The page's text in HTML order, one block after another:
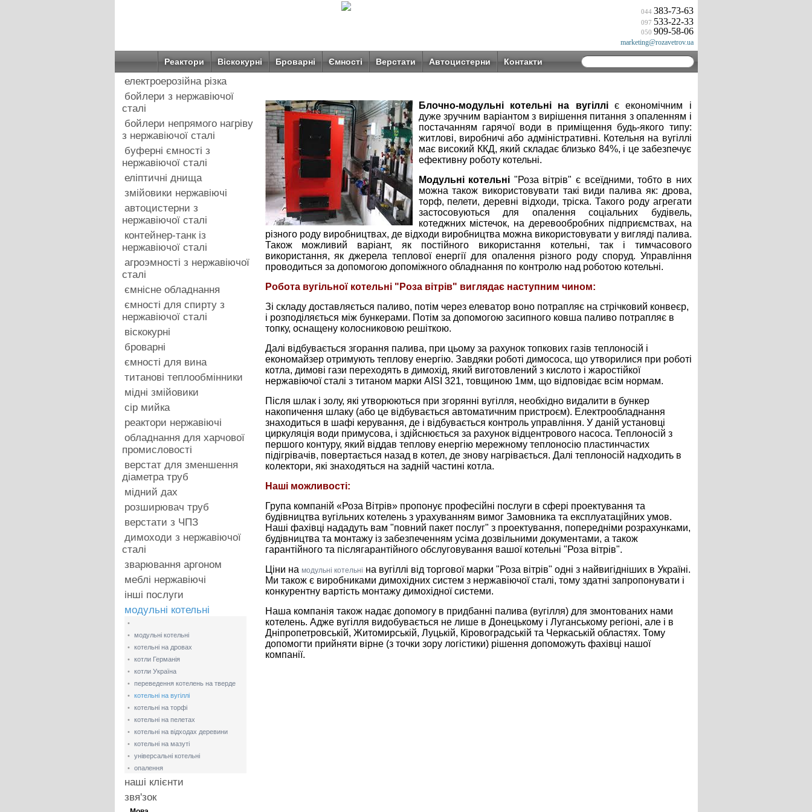
044 383-73-63
097 533-22-33
050 909-58-06
marketing@rozavetrov.ua
Реактори Віскокурні Броварні Ємності Верстати Автоцистерни Контакти
електроерозійна різка
бойлери з нержавіючої
сталі
бойлери непрямого нагріву
з нержавіючої сталі
буферні ємності з
нержавіючої сталі
еліптичні днища
змійовики нержавіючі
автоцистерни з
нержавіючої сталі
контейнер-танк із
нержавіючої сталі
агроэмності з нержавіючої
сталі
ємнісне обладнання
ємності для спирту з
нержавіючої сталі
віскокурні
броварні
ємності для вина
титанові теплообмінники
мідні змійовики
cip мийка
реактори нержавіючі
обладнання для харчової
промисловості
верстат для зменшення
діаметра труб
мідний дах
розширювач труб
верстати з ЧПЗ
димоходи з нержавіючої
сталі
зварювання аргоном
меблі нержавіючі
інші послуги
модульні котельні
•
• модульні котельні
• котельні на дровах
• котли Германія
• котли Україна
• переведення котелень на тверде
• котельні на вугіллі
• котельні на торфі
• котельні на пелетах
• котельні на відходах деревини
• котельні на мазуті
• універсальні котельні
• опалення
наші клієнти
звя'зок
Блочно-модульні котельні на вугілліє економічним і
дуже зручним варіантом з вирішення питання з опаленням і
постачанням гарячої води в приміщення будь-якого типу:
житлові, виробничі або адміністративні. Котельня на вугіллі
має високий ККД, який складає близько 84%, і це забезпечує
ефективну роботу котельні.
Модульні котельні "Роза вітрів" є всеїдними, тобто в них
можна також використовувати такі види палива як: дрова,
торф, пелети, деревні відходи, тріска. Такого роду агрегати
застосовуються для опалення соціальних будівель,
котеджних містечок, на деревообробних підприємствах, на
різного роду виробництвах, де відходи виробництва можна використовувати у вигляді палива.
Також можливий варіант, як постійного використання котельні, так і тимчасового
використання, як джерела теплової енергії для опалення різного роду споруд. Управління
проводиться за допомогою допоміжного обладнання по контролю над роботою котельні.
Робота вугільної котельні "Роза вітрів" виглядає наступним чином:
Зі складу доставляється паливо, потім через елеватор воно потрапляє на стрічковий конвеєр,
і розподіляється між бункерами. Потім за допомогою засипного ковша паливо потрапляє в
топку, оснащену колосниковою решіткою.
Далі відбувається згорання палива, при цьому за рахунок топкових газів теплоносій і
економайзер отримують теплову енергію. Завдяки роботі димососа, що утворилися при роботі
котла, димові гази переходять в димохід, який виготовлений з кислото і жаростійкої
нержавіючої сталі з титаном марки AISI 321, товщиною 1мм, що відповідає всім нормам.
Після шлак і золу, які утворюються при згорянні вугілля, необхідно видалити в бункер
накопичення шлаку (або це відбувається автоматичним пристроєм). Електрообладнання
знаходиться в шафі керування, де і відбувається контроль управління. У даній установці
циркуляція води примусова, і здійснюється за рахунок відцентрового насоса. Теплоносій з
першого контуру, який віддав теплову енергію мережному теплоносію пластинчастих
підігрівачів, повертається назад в котел, де знову нагрівається. Далі теплоносій надходить в
колектори, які знаходяться на задній частині котла.
Наші можливості:
Група компаній «Роза Вітрів» пропонує професійні послуги в сфері проектування та
будівництва вугільних котелень з урахуванням вимог Замовника та експлуатаційних умов.
Наші фахівці нададуть вам "повний пакет послуг" з проектування, попередніми розрахунками,
будівництва та монтажу із забезпеченням усіма дозвільними документами, а також
гарантійного та післягарантійного обслуговування вашої котельні "Роза вітрів".
Ціни на модульні котельні на вугіллі від торгової марки "Роза вітрів" одні з найвигідніших в Україні.
Ми також є виробниками димохідних систем з нержавіючої сталі, тому здатні запропонувати і
конкурентну вартість монтажу димохідної системи.
Наша компанія також надає допомогу в придбанні палива (вугілля) для змонтованих нами
котелень. Адже вугілля видобувається не лише в Донецькому і Луганському регіоні, але і в
Дніпропетровській, Житомирській, Луцькій, Кіровоградській та Черкаській областях. Тому
допомогти прийняти вірне (з точки зору логістики) рішення допоможуть фахівці нашої
компанії.